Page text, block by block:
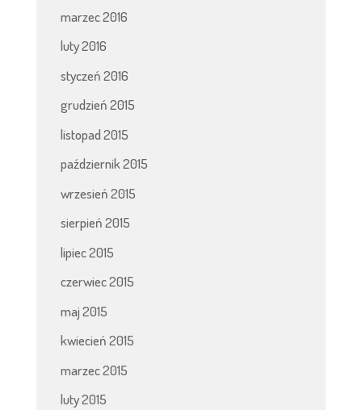
marzec 2016
luty 2016
styczeń 2016
grudzień 2015
listopad 2015
październik 2015
wrzesień 2015
sierpień 2015
lipiec 2015
czerwiec 2015
maj 2015
kwiecień 2015
marzec 2015
luty 2015